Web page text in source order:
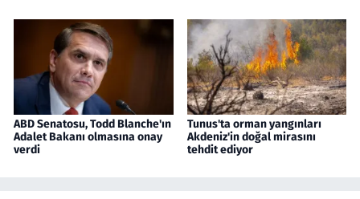
ABD Senatosu, Todd Blanche'ın
Adalet Bakanı olmasına onay
verdi
Tunus'ta orman yangınları
Akdeniz'in doğal mirasını
tehdit ediyor